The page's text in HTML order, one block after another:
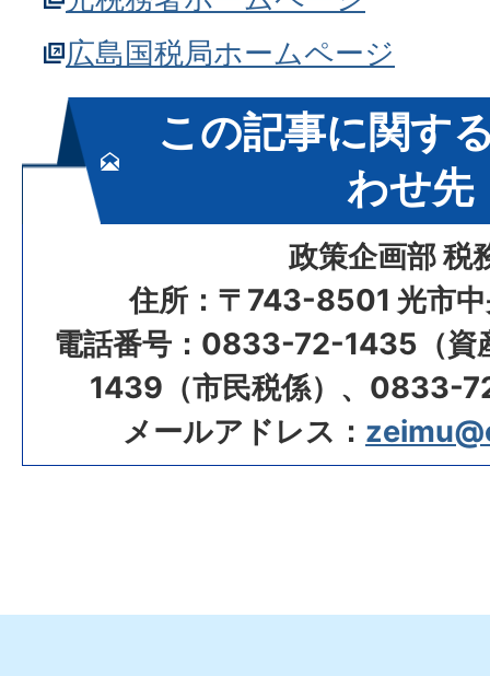
広島国税局ホームページ
この記事に関す
わせ先
政策企画部 税
住所：〒743-8501 光市中
電話番号：0833-72-1435（
1439（市民税係）、0833-
メールアドレス：